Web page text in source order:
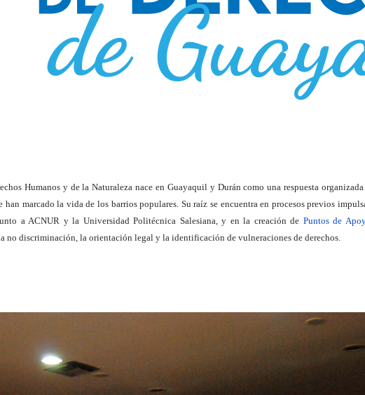
Humanos y de la Naturaleza nace en Guayaquil y Durán como una respuesta
marcado la vida de los barrios populares. Su raíz se encuentra en procesos previos
a ACNUR y la Universidad Politécnica Salesiana, y en la creación de Puntos de
no discriminación, la orientación legal y la identificación de vulneraciones de derechos.